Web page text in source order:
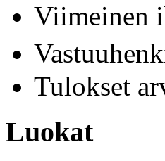
Viimeinen
Tulokset
Luokat